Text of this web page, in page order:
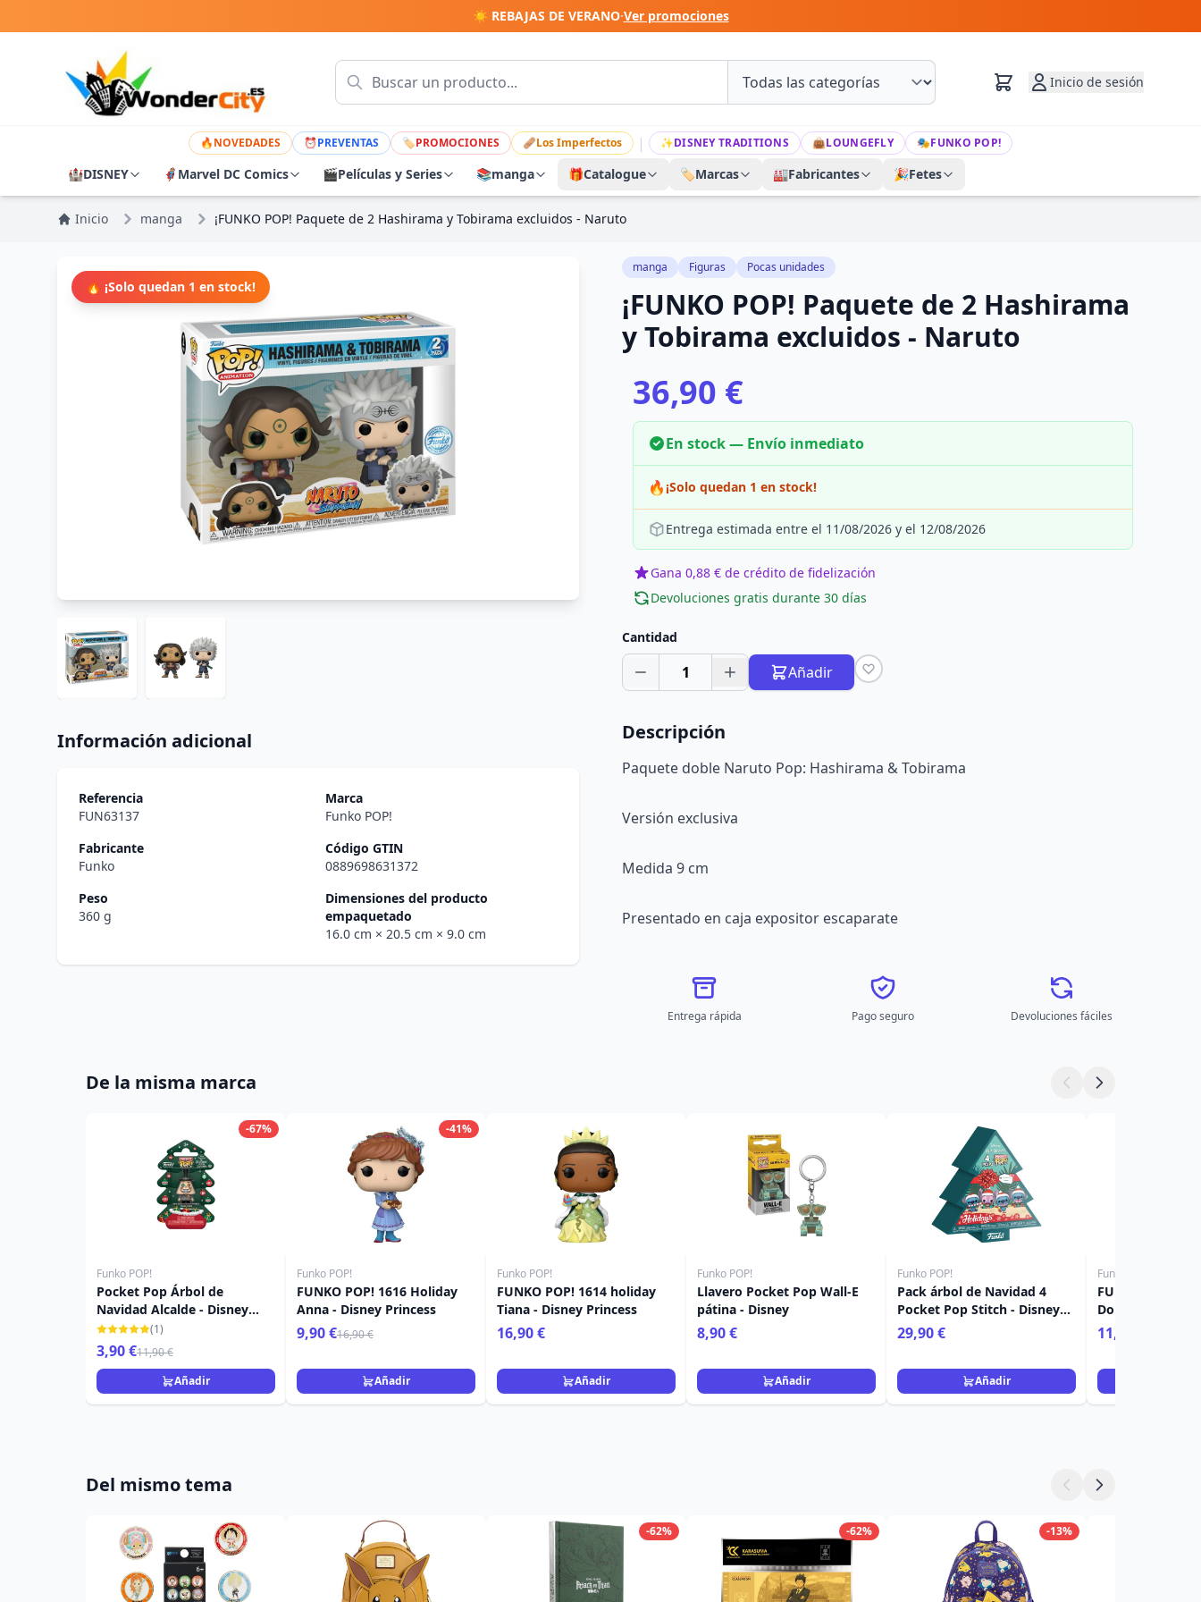
☀️ REBAJAS DE VERANO·Ver promociones
Inicio de sesión
🔥NOVEDADES ⏰PREVENTAS 🏷PROMOCIONES 🩹Los Imperfectos | ✨DISNEY TRADITIONS 👜LOUNGEFLY 🎭FUNKO POP!
🏰DISNEY 🦸 Marvel DC Comics 🎬Películas y Series 📚manga 🎁Catalogue 🏷️Marcas 🏭Fabricantes 🎉Fetes
Inicio manga ¡FUNKO POP! Paquete de 2 Hashirama y Tobirama excluidos - Naruto
🔥 ¡Solo quedan 1 en stock!
Información adicional
Referencia
FUN63137
Marca
Funko POP!
Fabricante
Funko
Código GTIN
0889698631372
Peso
360 g
Dimensiones del producto
empaquetado
16.0 cm × 20.5 cm × 9.0 cm
manga Figuras Pocas unidades
¡FUNKO POP! Paquete de 2 Hashirama
y Tobirama excluidos - Naruto
36,90 €
En stock — Envío inmediato
🔥¡Solo quedan 1 en stock!
Entrega estimada entre el 11/08/2026 y el 12/08/2026
Gana 0,88 € de crédito de fidelización
Devoluciones gratis durante 30 días
Cantidad
1 Añadir
Descripción
Paquete doble Naruto Pop: Hashirama & Tobirama
Versión exclusiva
Medida 9 cm
Presentado en caja expositor escaparate
Entrega rápida Pago seguro Devoluciones fáciles
De la misma marca
-67%
Funko POP!
Pocket Pop Árbol de
Navidad Alcalde - Disney
Pesadilla antes Navidad
(1)
3,90 €11,90 €
Añadir
-41%
Funko POP!
FUNKO POP! 1616 Holiday
Anna - Disney Princess
9,90 €16,90 €
Añadir
Funko POP!
FUNKO POP! 1614 holiday
Tiana - Disney Princess
16,90 €
Añadir
Funko POP!
Llavero Pocket Pop Wall-E
pátina - Disney
8,90 €
Añadir
Funko POP!
Pack árbol de Navidad 4
Pocket Pop Stitch - Disney
Lilo & Stitch
29,90 €
Añadir
Funko POP!
FUNKO Pop!
Donald con
11,90 €
Del mismo tema
-62% -62% -13%